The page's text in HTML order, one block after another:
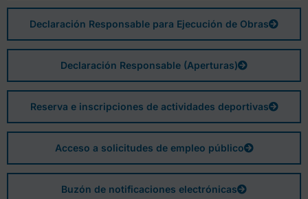
Declaración Responsable para Ejecución de Obras
Declaración Responsable (Aperturas)
Reserva e inscripciones de actividades deportivas
Acceso a solicitudes de empleo público
Buzón de notificaciones electrónicas